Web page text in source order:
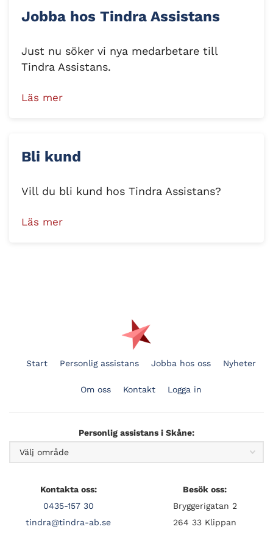
Jobba hos Tindra Assistans
Just nu söker vi nya medarbetare till
Tindra Assistans.
Läs mer
Bli kund
Vill du bli kund hos Tindra Assistans?
Läs mer
Start Personlig assistans Jobba hos oss Nyheter
Om oss Kontakt Logga in
Personlig assistans i Skåne:
Kontakta oss:
0435-157 30
tindra@tindra-ab.se
Besök oss:
Bryggerigatan 2
264 33 Klippan